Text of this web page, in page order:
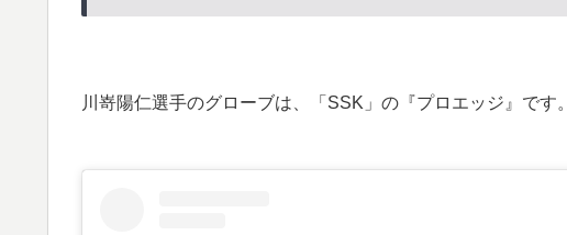
川嵜陽仁選手のグローブは、「SSK」の『プロエッジ』です。